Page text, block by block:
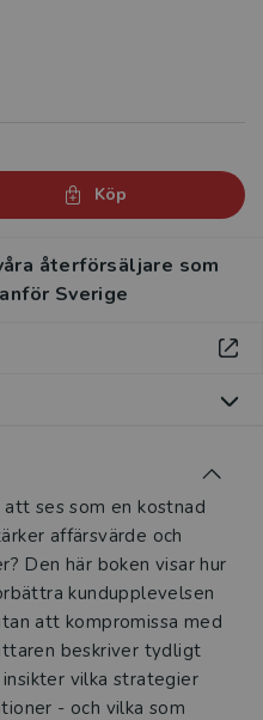
Köp
återförsäljare som
Sverige
produkten.
möjlighet att i lugn och ro
in i din undervisning.
gäller relevanta
(nivå och ämne) och dig
kan naturligtvis alltid
önskar ytterligare
produkten.
ses som en kostnad
affärsvärde och
Den här boken visar hur
kundupplevelsen
att kompromissa med
beskriver tydligt
vilka strategier
- och vilka som